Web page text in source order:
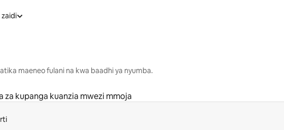
zaidi
maeneo fulani na kwa baadhi ya nyumba.
za kupanga kuanzia mwezi mmoja